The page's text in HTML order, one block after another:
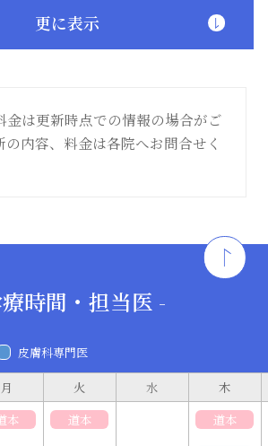
更に表示
は更新時点での情報の場合がご
の内容、料金は各院へお問合せく
時間・担当医 -
皮膚科専門医
月 火 水 木
本 道本 道本